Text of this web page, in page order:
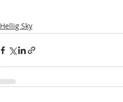
Hellig Sky